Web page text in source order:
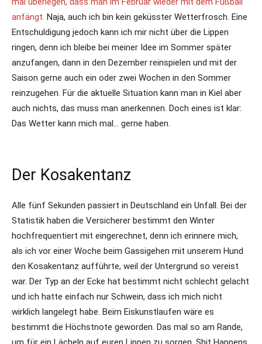
anfängt. Naja, auch ich bin kein geküsster Wetterfrosch. Eine
Entschuldigung jedoch kann ich mir nicht über die Lippen
ringen, denn ich bleibe bei meiner Idee im Sommer später
anzufangen, dann in den Dezember reinspielen und mit der
Saison gerne auch ein oder zwei Wochen in den Sommer
reinzugehen. Für die aktuelle Situation kann man in Kiel aber
auch nichts, das muss man anerkennen. Doch eines ist klar:
Das Wetter kann mich mal… gerne haben.
Der Kosakentanz
Alle fünf Sekunden passiert in Deutschland ein Unfall. Bei der
Statistik haben die Versicherer bestimmt den Winter
hochfrequentiert mit eingerechnet, denn ich erinnere mich,
als ich vor einer Woche beim Gassigehen mit unserem Hund
den Kosakentanz aufführte, weil der Untergrund so vereist
war. Der Typ an der Ecke hat bestimmt nicht schlecht gelacht
und ich hatte einfach nur Schwein, dass ich mich nicht
wirklich langelegt habe. Beim Eiskunstlaufen wäre es
bestimmt die Höchstnote geworden. Das mal so am Rande,